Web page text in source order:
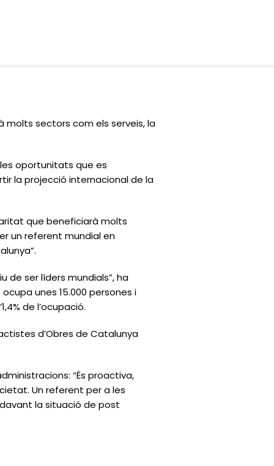
molts sectors com els serveis, la
oportunitats que es
la projecció internacional de la
que beneficiarà molts
un referent mundial en
de ser líders mundials”, ha
unes 15.000 persones i
de l’ocupació.
d’Obres de Catalunya
“És proactiva,
Un referent per a les
la situació de post